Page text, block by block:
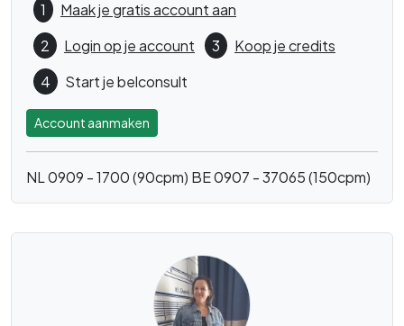
1
Maak je gratis account aan
2
Login op je account 3
Koop je credits
4
Start je belconsult
Account aanmaken
NL 0909 - 1700 (90cpm) BE 0907 - 37065 (150cpm)